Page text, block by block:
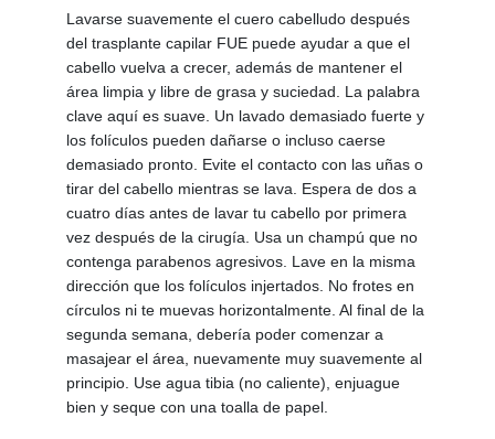
Lavarse suavemente el cuero cabelludo después
del trasplante capilar FUE puede ayudar a que el
cabello vuelva a crecer, además de mantener el
área limpia y libre de grasa y suciedad. La palabra
clave aquí es suave. Un lavado demasiado fuerte y
los folículos pueden dañarse o incluso caerse
demasiado pronto. Evite el contacto con las uñas o
tirar del cabello mientras se lava. Espera de dos a
cuatro días antes de lavar tu cabello por primera
vez después de la cirugía. Usa un champú que no
contenga parabenos agresivos. Lave en la misma
dirección que los folículos injertados. No frotes en
círculos ni te muevas horizontalmente. Al final de la
segunda semana, debería poder comenzar a
masajear el área, nuevamente muy suavemente al
principio. Use agua tibia (no caliente), enjuague
bien y seque con una toalla de papel.